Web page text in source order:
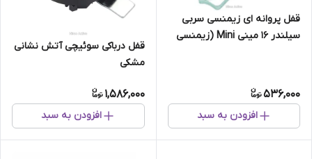
قفل پروانه ای زیمنسی سربی
سیلندر 16 مینی Mini (زیمنسی
536,000
افزودن به سبد
قفل درباکی سوئیچی آتش نشانی
مشکی
1,586,000
افزودن به سبد